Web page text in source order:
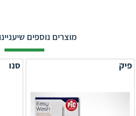
מוצרים נוספים
פיק סנו